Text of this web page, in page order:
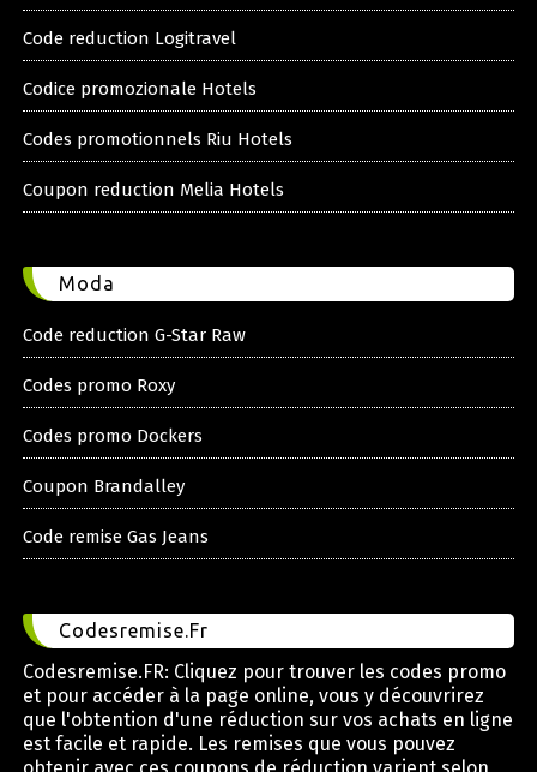
Code reduction Logitravel
Codice promozionale Hotels
Codes promotionnels Riu Hotels
Coupon reduction Melia Hotels
Moda
Code reduction G-Star Raw
Codes promo Roxy
Codes promo Dockers
Coupon Brandalley
Code remise Gas Jeans
Codesremise.Fr
Codesremise.FR: Cliquez pour trouver les codes promo
et pour accéder à la page online, vous y découvrirez
que l'obtention d'une réduction sur vos achats en ligne
est facile et rapide. Les remises que vous pouvez